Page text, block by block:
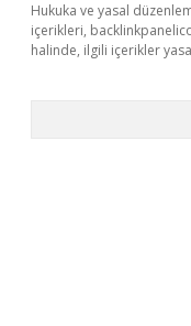
Hukuka ve yasal
içerikleri,
halinde, ilgili içerikler